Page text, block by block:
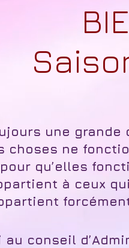
une
choses ne
qu’elles
à ceux
au conseil